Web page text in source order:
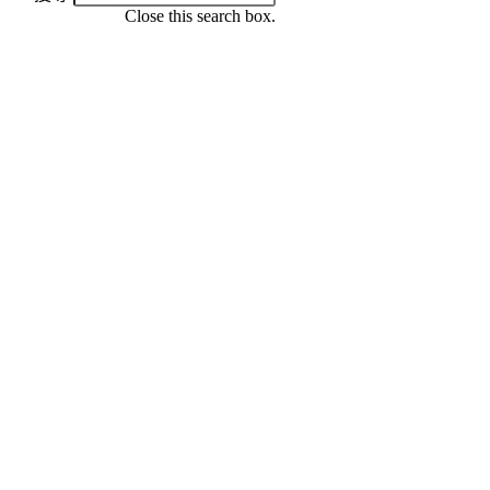
Close this search box.